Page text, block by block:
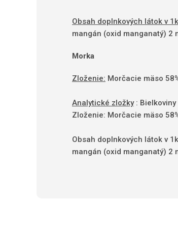
Obsah doplnkových látok v
mangán (oxid manganatý) 2
Morka
Zloženie: Morčacie mäso
Analytické zložky: Bielkoviny
Zloženie: Morčacie mäso
Obsah doplnkových látok v
mangán (oxid manganatý) 2